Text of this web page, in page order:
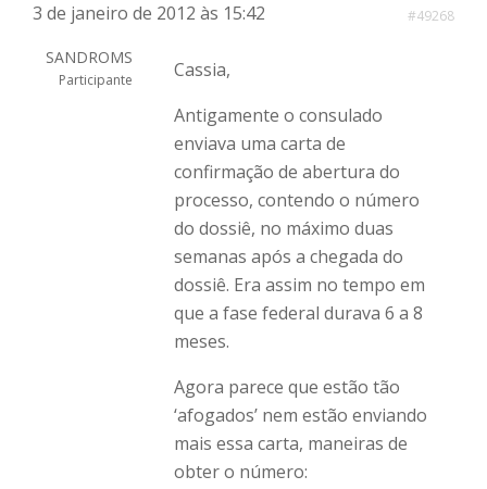
3 de janeiro de 2012 às 15:42 #49268
SANDROMS
Participante
Cassia,
Antigamente o consulado
enviava uma carta de
confirmação de abertura do
processo, contendo o número
do dossiê, no máximo duas
semanas após a chegada do
dossiê. Era assim no tempo em
que a fase federal durava 6 a 8
meses.
Agora parece que estão tão
‘afogados’ nem estão enviando
mais essa carta, maneiras de
obter o número: